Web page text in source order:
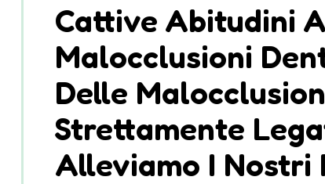
Cattive Abitudini
Malocclusioni
Delle
Strettamente
Alleviamo I Nostri